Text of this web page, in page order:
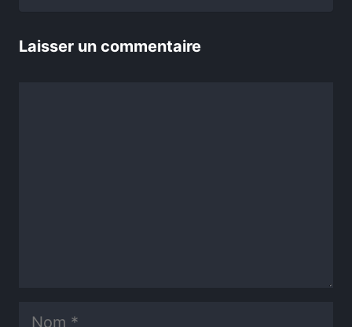
Laisser un commentaire
Nom